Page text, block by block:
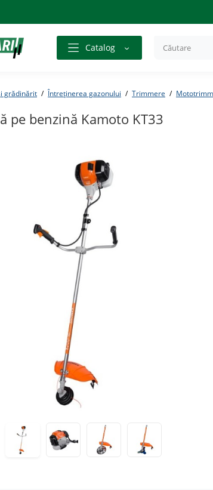
Catalog
grădinărit Întreținerea gazonului Trimmere
pe benzină Kamoto KT33